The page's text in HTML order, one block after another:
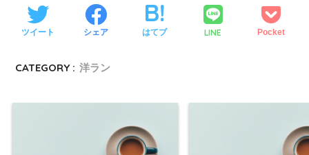
ツイート シェア はてブ LINE Pocket
CATEGORY : 洋ラン